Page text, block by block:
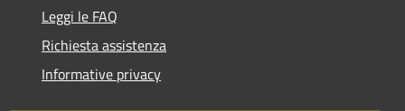
Leggi le FAQ
Richiesta assistenza
Informative privacy